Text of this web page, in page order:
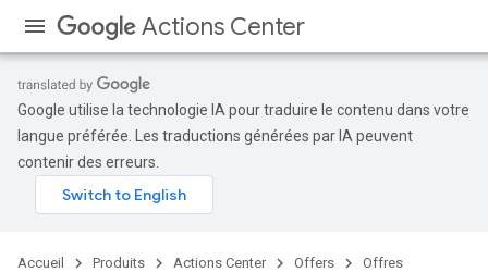
Actions Center
Google utilise la technologie IA pour traduire le contenu dans votre
langue préférée. Les traductions générées par IA peuvent
contenir des erreurs.
Accueil Produits Actions Center Offers Offres